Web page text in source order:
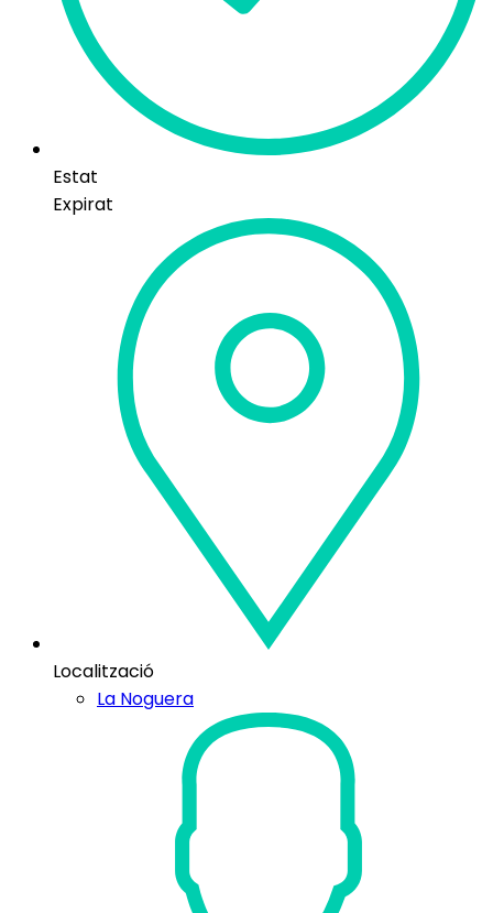
Estat
Expirat
Localització
La Noguera